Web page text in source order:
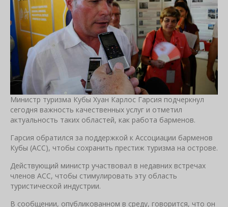
Министр туризма Кубы Хуан Карлос Гарсия подчеркнул
сегодня важность качественных услуг и отметил
актуальность таких областей, как работа барменов.
Гарсия обратился за поддержкой к Ассоциации барменов
Кубы (ACC), чтобы сохранить престиж туризма на острове.
Действующий министр участвовал в недавних встречах
членов ACC, чтобы стимулировать эту область
туристической индустрии.
В сообщении, опубликованном в среду, говорится, что он